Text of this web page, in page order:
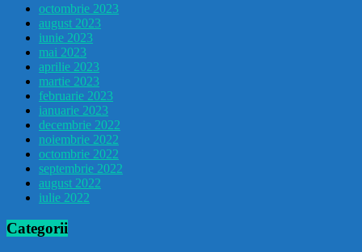
octombrie 2023
august 2023
iunie 2023
mai 2023
aprilie 2023
martie 2023
februarie 2023
ianuarie 2023
decembrie 2022
noiembrie 2022
octombrie 2022
septembrie 2022
august 2022
iulie 2022
Categorii